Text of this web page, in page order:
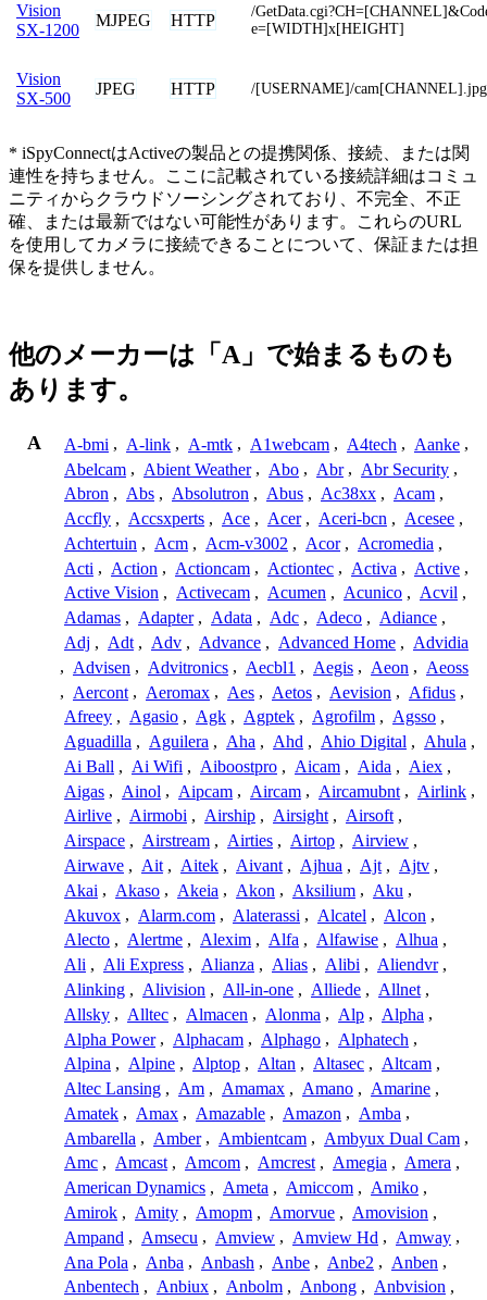
Vision
SX-1200
MJPEG HTTP
/
e=[WIDTH]x[HEIGHT]
Vision
SX-500
JPEG HTTP /[USERNAME]/cam[CHANNEL].jpg
* iSpyConnectはActiveの製品との提携関係、接続、または関
連性を持ちません。ここに記載されている接続詳細はコミュ
ニティからクラウドソーシングされており、不完全、不正
確、または最新ではない可能性があります。これらのURL
を使用してカメラに接続できることについて、保証または担
保を提供しません。
他のメーカーは「A」で始まるものも
あります。
A A-bmi , A-link , A-mtk , A1webcam , A4tech , Aanke ,
Abelcam , Abient Weather , Abo , Abr , Abr Security ,
Abron , Abs , Absolutron , Abus , Ac38xx , Acam ,
Accfly , Accsxperts , Ace , Acer , Aceri-bcn , Acesee ,
Achtertuin , Acm , Acm-v3002 , Acor , Acromedia ,
Acti , Action , Actioncam , Actiontec , Activa , Active ,
Active Vision , Activecam , Acumen , Acunico , Acvil ,
Adamas , Adapter , Adata , Adc , Adeco , Adiance ,
Adj , Adt , Adv , Advance , Advanced Home , Advidia
, Advisen , Advitronics , Aecbl1 , Aegis , Aeon , Aeoss
, Aercont , Aeromax , Aes , Aetos , Aevision , Afidus ,
Afreey , Agasio , Agk , Agptek , Agrofilm , Agsso ,
Aguadilla , Aguilera , Aha , Ahd , Ahio Digital , Ahula ,
Ai Ball , Ai Wifi , Aiboostpro , Aicam , Aida , Aiex ,
Aigas , Ainol , Aipcam , Aircam , Aircamubnt , Airlink ,
Airlive , Airmobi , Airship , Airsight , Airsoft ,
Airspace , Airstream , Airties , Airtop , Airview ,
Airwave , Ait , Aitek , Aivant , Ajhua , Ajt , Ajtv ,
Akai , Akaso , Akeia , Akon , Aksilium , Aku ,
Akuvox , Alarm.com , Alaterassi , Alcatel , Alcon ,
Alecto , Alertme , Alexim , Alfa , Alfawise , Alhua ,
Ali , Ali Express , Alianza , Alias , Alibi , Aliendvr ,
Alinking , Alivision , All-in-one , Alliede , Allnet ,
Allsky , Alltec , Almacen , Alonma , Alp , Alpha ,
Alpha Power , Alphacam , Alphago , Alphatech ,
Alpina , Alpine , Alptop , Altan , Altasec , Altcam ,
Altec Lansing , Am , Amamax , Amano , Amarine ,
Amatek , Amax , Amazable , Amazon , Amba ,
Ambarella , Amber , Ambientcam , Ambyux Dual Cam ,
Amc , Amcast , Amcom , Amcrest , Amegia , Amera ,
American Dynamics , Ameta , Amiccom , Amiko ,
Amirok , Amity , Amopm , Amorvue , Amovision ,
Ampand , Amsecu , Amview , Amview Hd , Amway ,
Ana Pola , Anba , Anbash , Anbe , Anbe2 , Anben ,
Anbentech , Anbiux , Anbolm , Anbong , Anbvision ,